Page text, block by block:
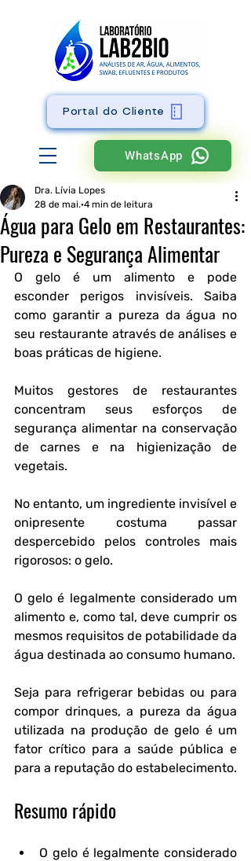
WhatsApp
Portal do Cliente
Água para Gelo em Restaurantes:
Pureza e Segurança Alimentar
Dra. Lívia Lopes
28 de mai. 4 min de leitura
O gelo é um alimento e pode
esconder perigos invisíveis. Saiba
como garantir a pureza da água no
seu restaurante através de análises e
boas práticas de higiene.
Muitos gestores de restaurantes
concentram seus esforços de
segurança alimentar na conservação
de carnes e na higienização de
vegetais.
No entanto, um ingrediente invisível e
onipresente costuma passar
despercebido pelos controles mais
rigorosos: o gelo.
O gelo é legalmente considerado um
alimento e, como tal, deve cumprir os
mesmos requisitos de potabilidade da
água destinada ao consumo humano.
Seja para refrigerar bebidas ou para
compor drinques, a pureza da água
utilizada na produção de gelo é um
fator crítico para a saúde pública e
para a reputação do estabelecimento.
Resumo rápido
O gelo é legalmente considerado